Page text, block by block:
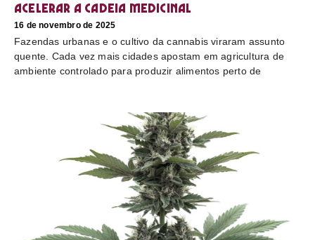
acelerar a cadeia medicinal
16 de novembro de 2025
Fazendas urbanas e o cultivo da cannabis viraram assunto
quente. Cada vez mais cidades apostam em agricultura de
ambiente controlado para produzir alimentos perto de